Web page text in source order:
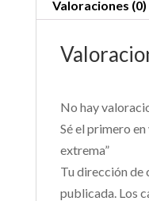
Valoraciones (0)
No hay
Sé el primero
extrema”
Tu dirección de
publicada. Los